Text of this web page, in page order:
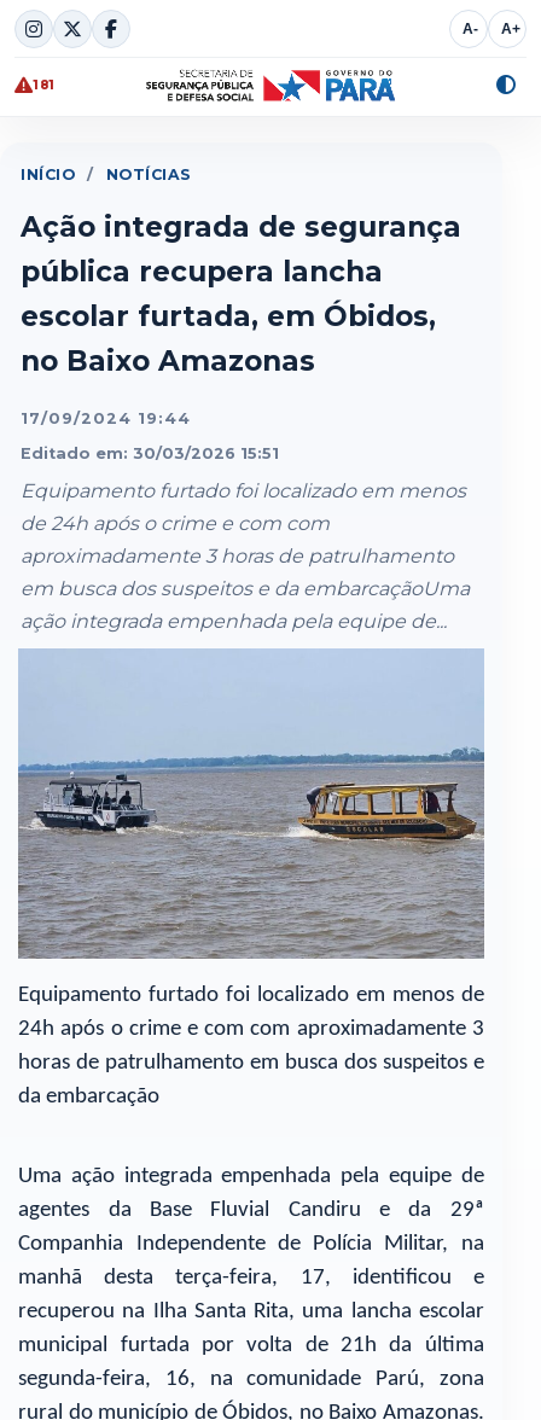
Skip
to
content
A- A+
181
INÍCIO / NOTÍCIAS
Ação integrada de segurança
pública recupera lancha
escolar furtada, em Óbidos,
no Baixo Amazonas
17/09/2024 19:44
Editado em: 30/03/2026 15:51
Equipamento furtado foi localizado em menos
de 24h após o crime e com com
aproximadamente 3 horas de patrulhamento
em busca dos suspeitos e da embarcaçãoUma
ação integrada empenhada pela equipe de...
Equipamento furtado foi localizado em menos de
24h após o crime e com com aproximadamente 3
horas de patrulhamento em busca dos suspeitos e
da embarcação
Uma ação integrada empenhada pela equipe de
agentes da Base Fluvial Candiru e da 29ª
Companhia Independente de Polícia Militar, na
manhã desta terça-feira, 17, identificou e
recuperou na Ilha Santa Rita, uma lancha escolar
municipal furtada por volta de 21h da última
segunda-feira, 16, na comunidade Parú, zona
rural do município de Óbidos, no Baixo Amazonas.